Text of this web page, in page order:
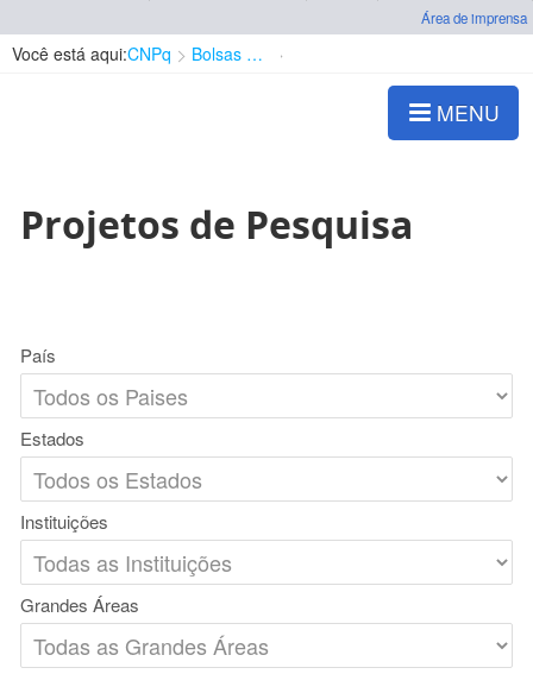
Área de imprensa
Você está aqui:CNPq Bolsas e Auxílios Vigentes
MENU
Projetos de Pesquisa
País
Estados
Instituições
Grandes Áreas